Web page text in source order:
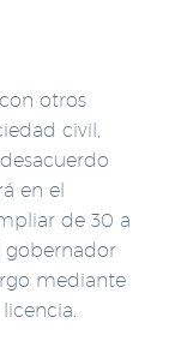
otros
civil,
en el
de 30 a
gobernador
mediante